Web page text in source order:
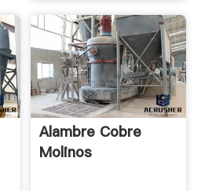
Alambre Cobre
Molinos